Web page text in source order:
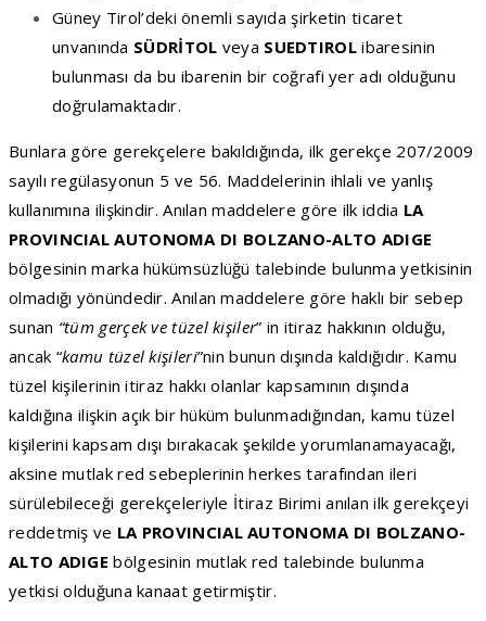
Güney Tirol’deki önemli sayıda şirketin ticaret
unvanında SÜDRİTOL veya SUEDTIROLibaresinin
bulunması da bu ibarenin bir coğrafi yer adı olduğunu
doğrulamaktadır.
Bunlara göre gerekçelere bakıldığında, ilk gerekçe 207/2009
sayılı regülasyonun 5 ve 56. Maddelerinin ihlali ve yanlış
kullanımına ilişkindir. Anılan maddelere göre ilk iddia LA
PROVINCIAL AUTONOMA DI BOLZANO-ALTO ADIGE
bölgesinin marka hükümsüzlüğü talebinde bulunma yetkisinin
olmadığı yönündedir. Anılan maddelere göre haklı bir sebep
sunan “tüm gerçek ve tüzel kişiler” in itiraz hakkının olduğu,
ancak “kamu tüzel kişileri”nin bunun dışında kaldığıdır. Kamu
tüzel kişilerinin itiraz hakkı olanlar kapsamının dışında
kaldığına ilişkin açık bir hüküm bulunmadığından, kamu tüzel
kişilerini kapsam dışı bırakacak şekilde yorumlanamayacağı,
aksine mutlak red sebeplerinin herkes tarafından ileri
sürülebileceği gerekçeleriyle İtiraz Birimi anılan ilk gerekçeyi
reddetmiş ve LA PROVINCIAL AUTONOMA DI BOLZANO-
ALTO ADIGEbölgesinin mutlak red talebinde bulunma
yetkisi olduğuna kanaat getirmiştir.